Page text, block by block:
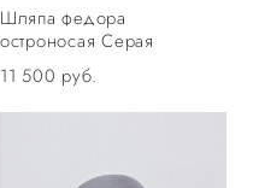
Шляпа федора
остроносая Серая
11 500 pуб.